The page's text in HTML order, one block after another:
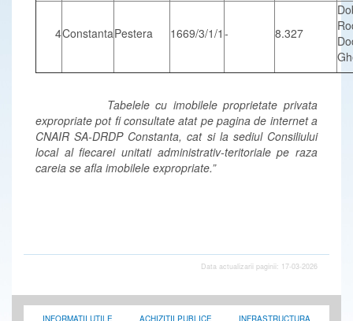
4ConstantaPestera 1669/3/1/1 - 8.327
Tabelele cu imobilele proprietate privata
expropriate pot fi consultate atat pe pagina de internet a
CNAIR SA-DRDP Constanta, cat si la sediul Consiliului
local al fiecarei unitati administrativ-teritoriale pe raza
careia se afla imobilele expropriate.”
Data actualizarii paginii: 17-03-2026
INFORMATII UTILE ACHIZITII PUBLICE INFRASTRUCTURA